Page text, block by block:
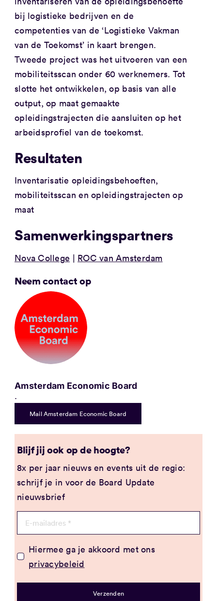
bij logistieke bedrijven en de
competenties van de ‘Logistieke Vakman
van de Toekomst’ in kaart brengen.
Tweede project was het uitvoeren van een
mobiliteitsscan onder 60 werknemers. Tot
slotte het ontwikkelen, op basis van alle
output, op maat gemaakte
opleidingstrajecten die aansluiten op het
arbeidsprofiel van de toekomst.
Resultaten
Inventarisatie opleidingsbehoeften,
mobiliteitsscan en opleidingstrajecten op
maat
Samenwerkingspartners
Nova College ROC van Amsterdam
Neem contact op
Amsterdam Economic Board
.
Mail Amsterdam Economic Board
Blijf jij ook op de hoogte?
8x per jaar nieuws en events uit de regio:
schrijf je in voor de Board Update
nieuwsbrief
Hiermee ga je akkoord met ons
privacybeleid
Verzenden